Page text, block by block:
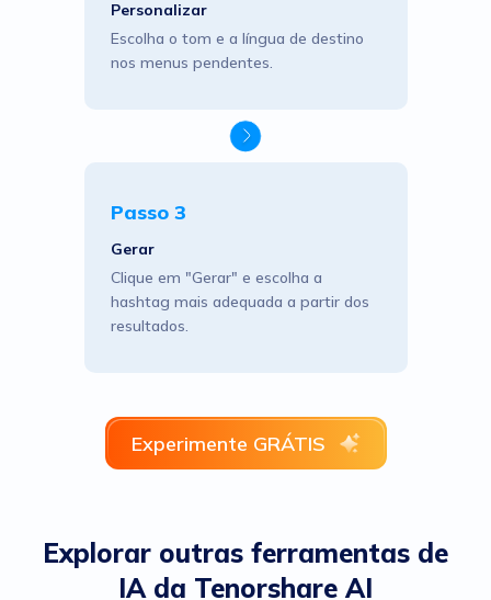
Personalizar
Escolha o tom e a língua de destino
nos menus pendentes.
Passo 3
Gerar
Clique em "Gerar" e escolha a
hashtag mais adequada a partir dos
resultados.
Experimente GRÁTIS
Explorar outras ferramentas de
IA da Tenorshare AI